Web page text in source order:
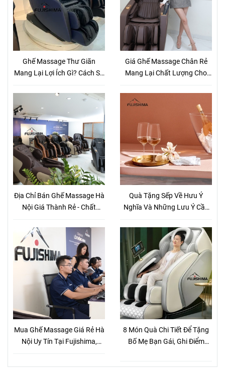
Ghế Massage Thư Giãn
Mang Lại Lợi Ích Gì? Cách Sử
Quả Nhất?
Giá Ghế Massage Chân Rẻ
Mang Lại Chất Lượng Cho
Địa Chỉ Bán Ghế Massage Hà
Nội Giá Thành Rẻ - Chất
Quà Tặng Sếp Về Hưu Ý
Nghĩa Và Những Lưu Ý Cần
Sếp Khi Về Hưu
Mua Ghế Massage Giá Rẻ Hà
Nội Uy Tín Tại Fujishima,
Mãi
8 Món Quà Chi Tiết Để Tặng
Bố Mẹ Bạn Gái, Ghi Điểm